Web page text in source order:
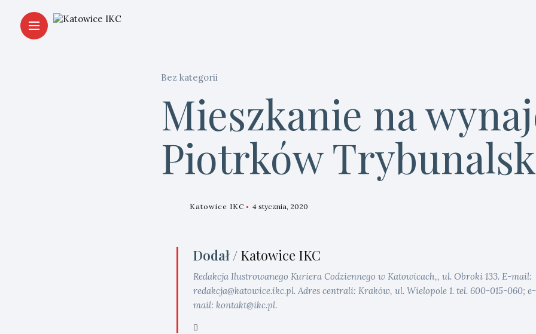
Bez kategorii
Mieszkanie na
Piotrków
Katowice IKC 4 stycznia, 2020
Dodał / Katowice IKC
Redakcja Ilustrowanego Kuriera Codziennego w Katowicach,, ul. Obroki 133. E-mail:
redakcja@katowice.ikc.pl. Adres centrali: Kraków, ul. Wielopole 1. tel. 600-015-060; e-
mail: kontakt@ikc.pl.